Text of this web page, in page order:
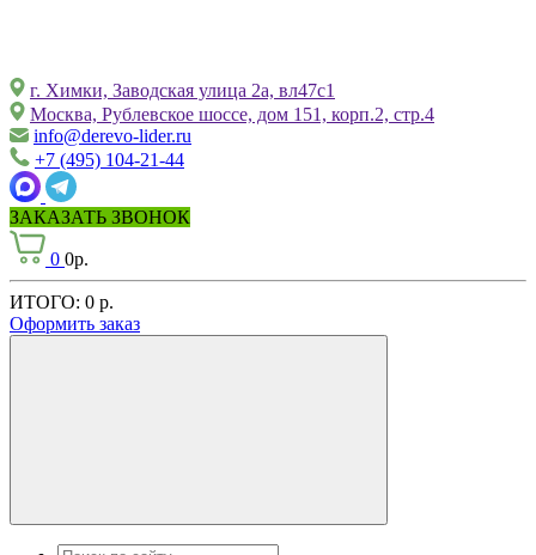
г. Химки, Заводская улица 2а, вл47с1
Москва, Рублевское шоссе, дом 151, корп.2, стр.4
info@derevo-lider.ru
+7 (495) 104-21-44
ЗАКАЗАТЬ ЗВОНОК
0 0р.
ИТОГО: 0 р.
Оформить заказ